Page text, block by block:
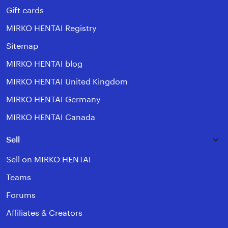
Gift cards
MIRKO HENTAI Registry
Sitemap
MIRKO HENTAI blog
MIRKO HENTAI United Kingdom
MIRKO HENTAI Germany
MIRKO HENTAI Canada
Sell
Sell on MIRKO HENTAI
Teams
Forums
Affiliates & Creators